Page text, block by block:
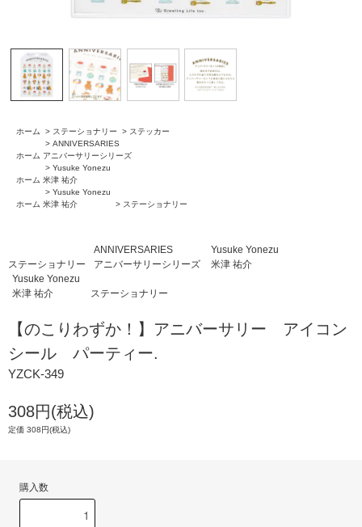
ホーム > ステーショナリー > ステッカー
ホーム
> ANNIVERSARIES
アニバーサリーシリーズ
ホーム
> Yusuke Yonezu
米津 祐介
ホーム
> Yusuke Yonezu
米津 祐介
> ステーショナリー
ステーショナリー
ANNIVERSARIES
アニバーサリーシリーズ
Yusuke Yonezu
米津 祐介
Yusuke Yonezu
米津 祐介
ステーショナリー
【のこりわずか！】アニバーサリー アイコン
シール パーティー.
YZCK-349
308円(税込)
定価 308円(税込)
購入数